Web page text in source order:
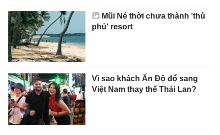
Mũi Né thời chưa thành 'thủ
phủ' resort
Vì sao khách Ấn Độ đổ sang
Việt Nam thay thế Thái Lan?